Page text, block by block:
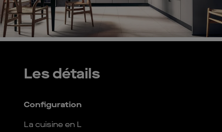
Les détails
Configuration
La cuisine en L